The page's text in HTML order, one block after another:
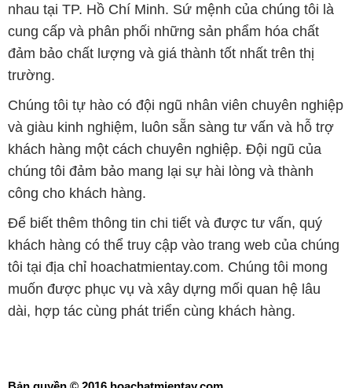
nhau tại TP. Hồ Chí Minh. Sứ mệnh của chúng tôi là
cung cấp và phân phối những sản phẩm hóa chất
đảm bảo chất lượng và giá thành tốt nhất trên thị
trường.
Chúng tôi tự hào có đội ngũ nhân viên chuyên nghiệp
và giàu kinh nghiệm, luôn sẵn sàng tư vấn và hỗ trợ
khách hàng một cách chuyên nghiệp. Đội ngũ của
chúng tôi đảm bảo mang lại sự hài lòng và thành
công cho khách hàng.
Để biết thêm thông tin chi tiết và được tư vấn, quý
khách hàng có thể truy cập vào trang web của chúng
tôi tại địa chỉ hoachatmientay.com. Chúng tôi mong
muốn được phục vụ và xây dựng mối quan hệ lâu
dài, hợp tác cùng phát triển cùng khách hàng.